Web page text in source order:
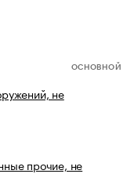
ОСНОВНОЙ
не
прочие, не